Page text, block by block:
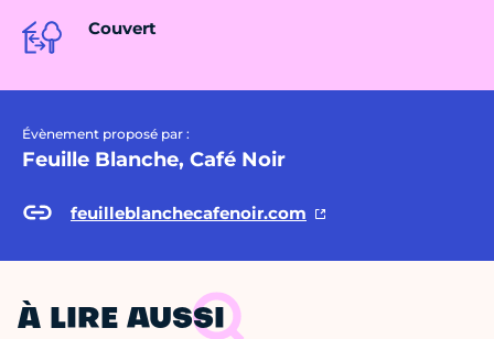
Couvert
Évènement proposé par :
Feuille Blanche, Café Noir
feuilleblanchecafenoir.com
À LIRE AUSSI